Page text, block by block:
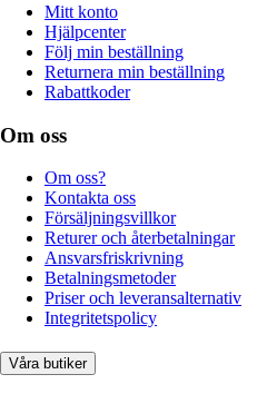
Mitt konto
Hjälpcenter
Följ min beställning
Returnera min beställning
Rabattkoder
Om oss
Om oss?
Kontakta oss
Försäljningsvillkor
Returer och återbetalningar
Ansvarsfriskrivning
Betalningsmetoder
Priser och leveransalternativ
Integritetspolicy
Våra butiker